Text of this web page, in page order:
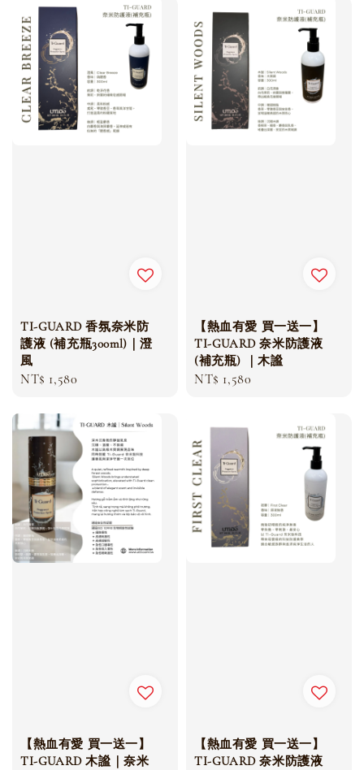
TI-GUARD 香氛奈米防
護液 (補充瓶300ml)｜澄
風
Regular
NT$ 1,580
【熱血有愛 買一送一】
TI-GUARD 奈米防護液
(補充瓶) ｜木謐
Regular
NT$ 1,580
【熱血有愛 買一送一】
TI-GUARD 木謐｜奈米
【熱血有愛 買一送一】
TI-GUARD 奈米防護液